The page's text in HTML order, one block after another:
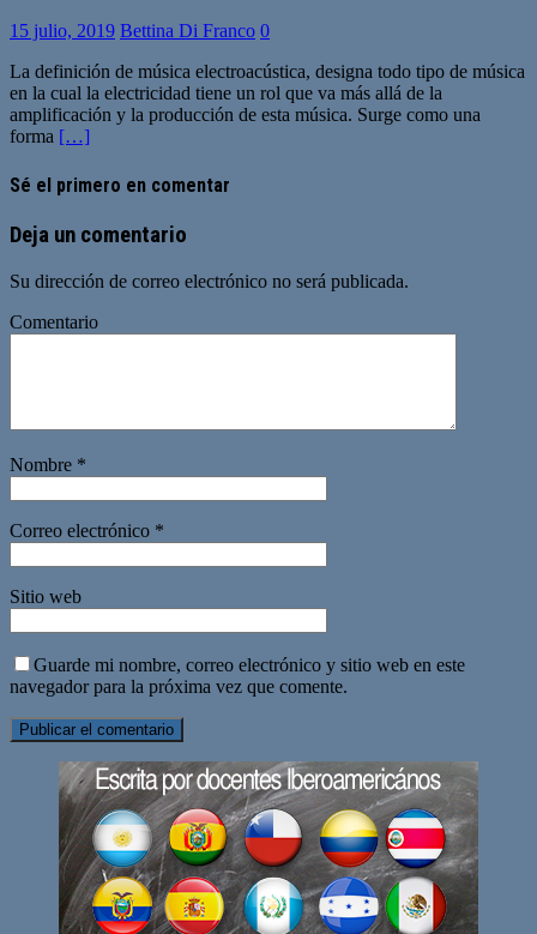
15 julio, 2019 Bettina Di Franco 0
La definición de música electroacústica, designa todo tipo de música
en la cual la electricidad tiene un rol que va más allá de la
amplificación y la producción de esta música. Surge como una
forma […]
Sé el primero en comentar
Deja un comentario
Su dirección de correo electrónico no será publicada.
Comentario
Nombre *
Correo electrónico *
Sitio web
Guarde mi nombre, correo electrónico y sitio web en este
navegador para la próxima vez que comente.